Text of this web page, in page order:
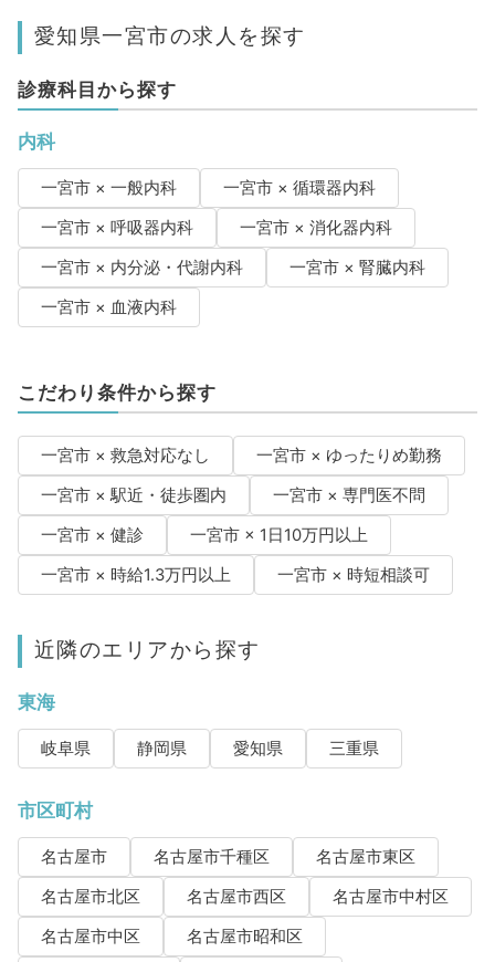
愛知県一宮市の求人を探す
診療科目から探す
内科
一宮市 × 一般内科
一宮市 × 循環器内科
一宮市 × 呼吸器内科
一宮市 × 消化器内科
一宮市 × 内分泌・代謝内科
一宮市 × 腎臓内科
一宮市 × 血液内科
こだわり条件から探す
一宮市 × 救急対応なし
一宮市 × ゆったりめ勤務
一宮市 × 駅近・徒歩圏内
一宮市 × 専門医不問
一宮市 × 健診
一宮市 × 1日10万円以上
一宮市 × 時給1.3万円以上
一宮市 × 時短相談可
近隣のエリアから探す
東海
岐阜県 静岡県 愛知県 三重県
市区町村
名古屋市 名古屋市千種区
名古屋市東区
名古屋市北区
名古屋市西区
名古屋市中村区
名古屋市中区
名古屋市昭和区